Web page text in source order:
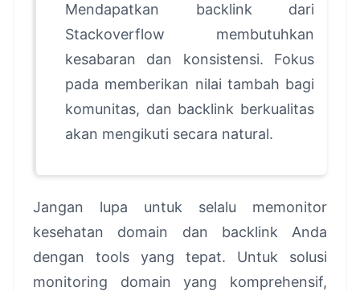
Mendapatkan backlink dari
Stackoverflow membutuhkan
kesabaran dan konsistensi. Fokus
pada memberikan nilai tambah bagi
komunitas, dan backlink berkualitas
akan mengikuti secara natural.
Jangan lupa untuk selalu memonitor
kesehatan domain dan backlink Anda
dengan tools yang tepat. Untuk solusi
monitoring domain yang komprehensif,